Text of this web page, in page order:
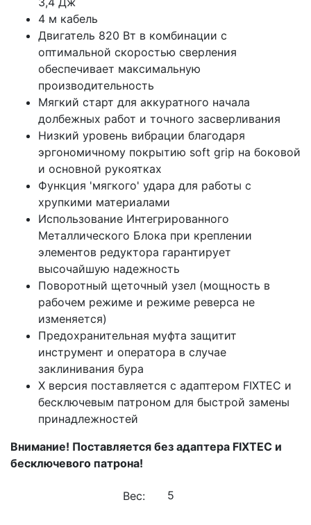
4 м кабель
Двигатель 820 Вт в комбинации с
оптимальной скоростью сверления
обеспечивает максимальную
производительность
Мягкий старт для аккуратного начала
долбежных работ и точного засверливания
Низкий уровень вибрации благодаря
эргономичному покрытию soft grip на боковой
и основной рукоятках
Функция 'мягкого' удара для работы с
хрупкими материалами
Использование Интегрированного
Металлического Блока при креплении
элементов редуктора гарантирует
высочайшую надежность
Поворотный щеточный узел (мощность в
рабочем режиме и режиме реверса не
изменяется)
Предохранительная муфта защитит
инструмент и оператора в случае
заклинивания бура
Х версия поставляется с адаптером FIXTEC и
бесключевым патроном для быстрой замены
принадлежностей
Внимание! Поставляется без адаптера FIXTEC и
бесключевого патрона!
Вес: